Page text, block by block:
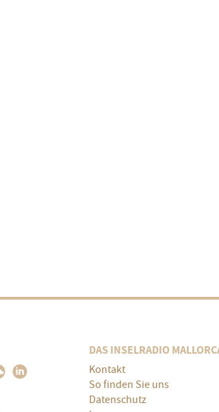
DAS INSELRADIO
Kontakt
So finden Sie uns
Datenschutz